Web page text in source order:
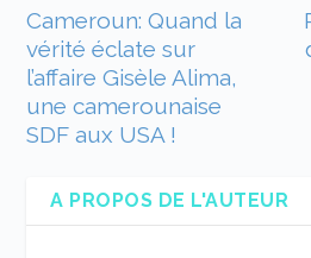
Cameroun: Quand la
vérité éclate sur
l’affaire Gisèle Alima,
une camerounaise
SDF aux USA !
A PROPOS DE L'AUTEUR